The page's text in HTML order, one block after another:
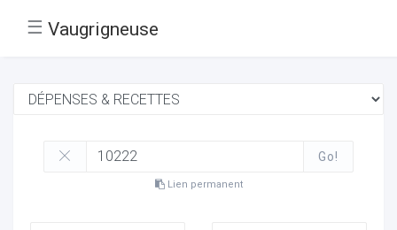
☰ Vaugrigneuse
Go!
Lien permanent